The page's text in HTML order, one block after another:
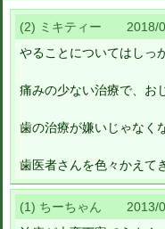
(2) ミキティー 2018/
やることについてはしっ
痛みの少ない治療で、お
歯の治療が嫌いじゃなく
歯医者さんを色々かえて
(1) ちーちゃん 2013/